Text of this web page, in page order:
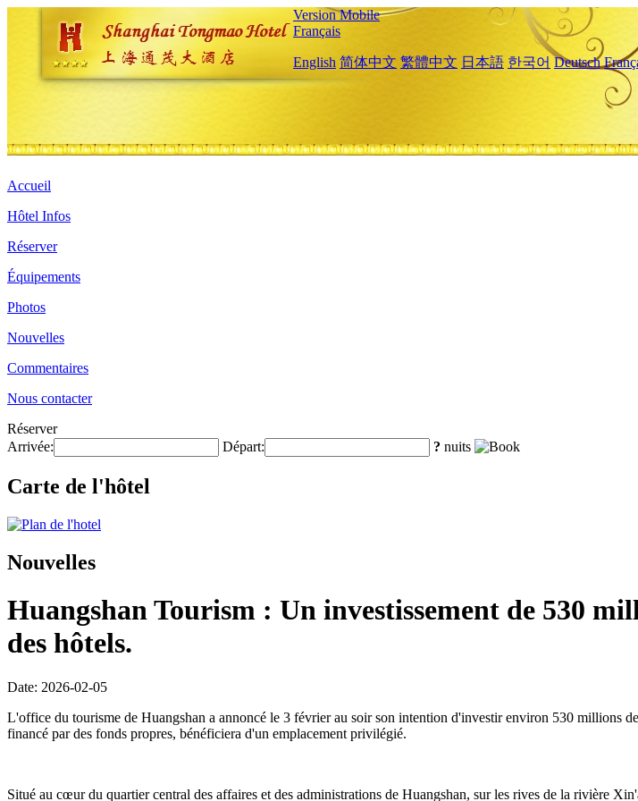
Version Mobile
Français
English 简体中文 繁體中文 日本語 한국어 Deutsch
Accueil
Hôtel Infos
Réserver
Équipements
Photos
Nouvelles
Commentaires
Nous contacter
Réserver
Arrivée:
Départ: ? nuits
Carte de l'hôtel
Nouvelles
Huangshan Tourism : Un investissement de 530
des hôtels.
Date: 2026-02-05
L'office du tourisme de Huangshan a annoncé le 3 février au soir son intention d'investir environ 530 millions
financé par des fonds propres, bénéficiera d'un emplacement privilégié.
Situé au cœur du quartier central des affaires et des administrations de Huangshan, sur les rives de la rivière